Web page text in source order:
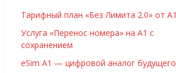
Тарифный план «Без Лимита 2.0» от А1
Услуга «Перенос номера» на А1 с
сохранением
eSim А1 — цифровой аналог будущего